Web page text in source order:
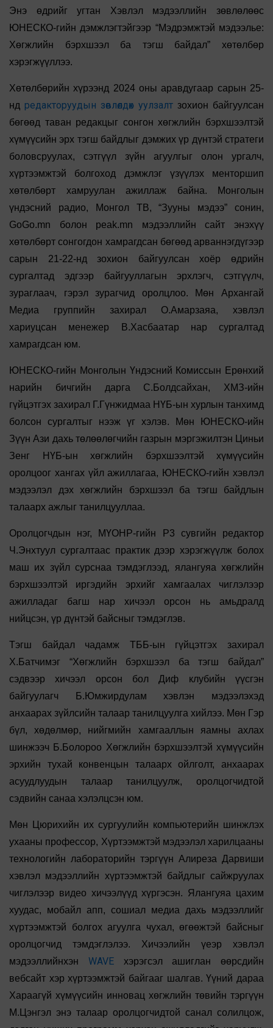
Энэ өдрийг угтан Хэвлэл мэдээллийн зөвлөлөөс
ЮНЕСКО-гийн дэмжлэгтэйгээр “Мэдрэмжтэй мэдээлье:
Хөгжлийн бэрхшээл ба тэгш байдал” хөтөлбөр
хэрэгжүүллээ.
Хөтөлбөрийн хүрээнд 2024 оны аравдугаар сарын 25-
ндредакторуудын зөвлөлдөх уулзалтзохион байгуулсан
бөгөөд таван редакцыг сонгон хөгжлийн бэрхшээлтэй
хүмүүсийн эрх тэгш байдлыг дэмжих үр дүнтэй стратеги
боловсруулах, сэтгүүл зүйн агуулгыг олон ургалч,
хүртээмжтэй болгоход дэмжлэг үзүүлэх менторшип
хөтөлбөрт хамруулан ажиллаж байна. Монголын
үндэсний радио, Монгол ТВ, “Зууны мэдээ” сонин,
GoGo.mn болон peak.mn мэдээллийн сайт энэхүү
хөтөлбөрт сонгогдон хамрагдсан бөгөөд арваннэгдүгээр
сарын 21-22-нд зохион байгуулсан хоёр өдрийн
сургалтад эдгээр байгууллагын эрхлэгч, сэтгүүлч,
зураглаач, гэрэл зурагчид оролцлоо. Мөн Архангай
Медиа группийн захирал О.Амарзаяа, хэвлэл
хариуцсан менежер В.Хасбаатар нар сургалтад
хамрагдсан юм.
ЮНЕСКО-гийн Монголын Үндэсний Комиссын Ерөнхий
нарийн бичгийн дарга С.Болдсайхан, ХМЗ-ийн
гүйцэтгэх захирал Г.Гүнжидмаа НҮБ-ын хурлын танхимд
болсон сургалтыг нээж үг хэлэв. Мөн ЮНЕСКО-ийн
Зүүн Ази дахь төлөөлөгчийн газрын мэргэжилтэн Циньи
Зенг НҮБ-ын хөгжлийн бэрхшээлтэй хүмүүсийн
оролцоог хангах үйл ажиллагаа, ЮНЕСКО-гийн хэвлэл
мэдээлэл дэх хөгжлийн бэрхшээл ба тэгш байдлын
талаарх ажлыг танилцууллаа.
Оролцогчдын нэг, МҮОНР-гийн Р3 сувгийн редактор
Ч.Энхтуул сургалтаас практик дээр хэрэгжүүлж болох
маш их зүйл сурснаа тэмдэглээд, ялангуяа хөгжлийн
бэрхшээлтэй иргэдийн эрхийг хамгаалах чиглэлээр
ажилладаг багш нар хичээл орсон нь амьдралд
нийцсэн, үр дүнтэй байсныг тэмдэглэв.
Тэгш байдал чадамж ТББ-ын гүйцэтгэх захирал
Х.Батчимэг “Хөгжлийн бэрхшээл ба тэгш байдал”
сэдвээр хичээл орсон бол Диф клубийн үүсгэн
байгуулагч Б.Юмжирдулам хэвлэн мэдээлэхэд
анхаарах зүйлсийн талаар танилцуулга хийлээ. Мөн Гэр
бүл, хөдөлмөр, нийгмийн хамгааллын яамны ахлах
шинжээч Б.Болороо Хөгжлийн бэрхшээлтэй хүмүүсийн
эрхийн тухай конвенцын талаарх ойлголт, анхаарах
асуудлуудын талаар танилцуулж, оролцогчидтой
сэдвийн санаа хэлэлцсэн юм.
Мөн Цюрихийн их сургуулийн компьютерийн шинжлэх
ухааны профессор, Хүртээмжтэй мэдээлэл харилцааны
технологийн лабораторийн тэргүүн Алиреза Дарвиши
хэвлэл мэдээллийн хүртээмжтэй байдлыг сайжруулах
чиглэлээр видео хичээлүүд хүргэсэн. Ялангуяа цахим
хуудас, мобайл апп, сошиал медиа дахь мэдээллийг
хүртээмжтэй болгох агуулга чухал, өгөөжтэй байсныг
оролцогчид тэмдэглэлээ. Хичээлийн үеэр хэвлэл
мэдээллийнхэн WAVEхэрэгсэл ашиглан өөрсдийн
вебсайт хэр хүртээмжтэй байгааг шалгав. Үүний дараа
Хараагүй хүмүүсийн инновац хөгжлийн төвийн тэргүүн
М.Цэнгэл энэ талаар оролцогчидтой санал солилцож,